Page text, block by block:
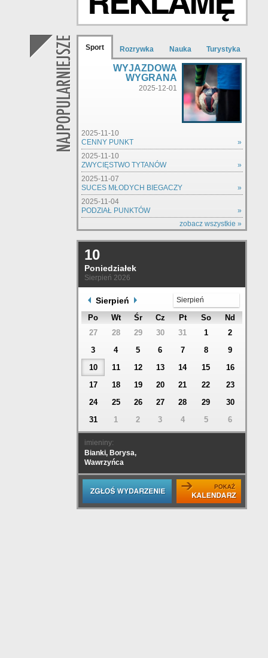
Sport Rozrywka Nauka Turystyka
WYJAZDOWA
WYGRANA
2025-12-01
2025-11-10
CENNY PUNKT
»
2025-11-10
ZWYCIĘSTWO TYTANÓW
»
2025-11-07
SUCES MŁODYCH BIEGACZY
»
2025-11-04
PODZIAŁ PUNKTÓW
»
zobacz wszystkie »
10
Poniedziałek
Sierpień 2026
Sierpień Sierpień
Po Wt Śr Cz Pt So
Nd
27
28 29 30 31 1
2
3
4 5 6 7 8
9
10
11 12 13 14 15
16
17
18 19 20 21 22
23
24
25 26 27 28 29
30
31
1 2 3 4 5 6
imieniny:
Bianki, Borysa,
Wawrzyńca